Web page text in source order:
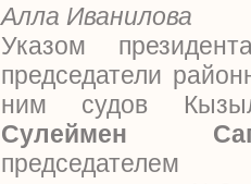
Алла Иванилова
Указом
председатели
ним судов
Сулеймен
председателем